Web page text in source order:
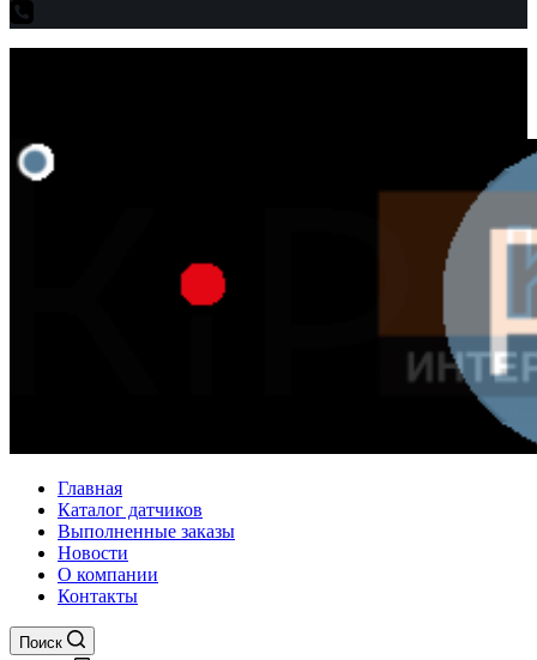
Главная
Каталог датчиков
Выполненные заказы
Новости
О компании
Контакты
Поиск